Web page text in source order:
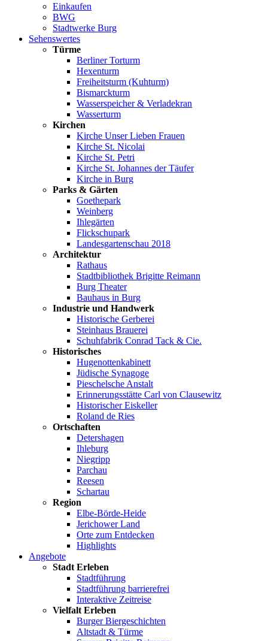
Einkaufen
BWG
Stadtwerke Burg
Sehenswertes
Türme
Berliner Torturm
Hexenturm
Freiheitsturm (Kuhturm)
Bismarckturm
Wasserspeicher & Verladekran
Wasserturm
Kirchen
Kirche Unser Lieben Frauen
Kirche St. Nicolai
Kirche St. Petri
Kirche St. Johannes der Täufer
Kirche in Burg
Parks & Gärten
Goethepark
Weinberg
Ihlegärten
Flickschupark
Landesgartenschau 2018
Architektur
Rathaus
Stadtbibliothek Brigitte Reimann
Burg Theater
Bauhaus in Burg
Industrie und Handwerk
Historische Gerberei
Steinhaus Brauerei
Schuhfabrik Conrad Tack & Cie.
Historisches
Hugenottenkabinett
Jüdische Synagoge
Pieschelsche Anstalt
Erinnerungsstätte Carl von Clausewitz
Historischer Eiskeller
Roland de Ries
Ortschaften
Detershagen
Ihleburg
Niegripp
Parchau
Reesen
Schartau
Region
Elbe-Börde-Heide
Jerichower Land
Orte zum Entdecken
Highlights
Angebote
Stadt Erleben
Stadtführung
Stadtführung barrierefrei
Interaktive Zeitreise
Vielfalt Erleben
Burger Biergeschichten
Altstadt & Türme